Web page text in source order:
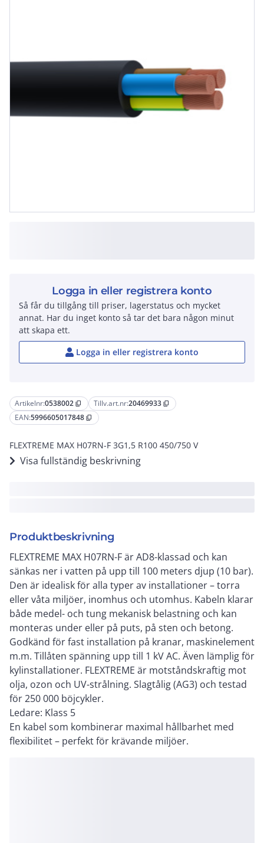
Artikelnr:0538002 content_copy Tillv.art.nr:20469933 content_copy
EAN:5996605017848 content_copy
FLEXTREME MAX H07RN-F 3G1,5 R100 450/750 V
Visa fullständig beskrivning
Produktbeskrivning
FLEXTREME MAX H07RN-F är AD8-klassad och kan
sänkas ner i vatten på upp till 100 meters djup (10 bar).
Den är idealisk för alla typer av installationer – torra
eller våta miljöer, inomhus och utomhus. Kabeln klarar
både medel- och tung mekanisk belastning och kan
monteras under eller på puts, på sten och betong.
Godkänd för fast installation på kranar, maskinelement
m.m. Tillåten spänning upp till 1 kV AC. Även lämplig för
kylinstallationer. FLEXTREME är motståndskraftig mot
olja, ozon och UV-strålning. Slagtålig (AG3) och testad
för 250 000 böjcykler.
Ledare: Klass 5
En kabel som kombinerar maximal hållbarhet med
flexibilitet – perfekt för krävande miljöer.
Logga in eller registrera konto
Så får du tillgång till priser, lagerstatus och mycket
annat. Har du inget konto så tar det bara någon minut
att skapa ett.
Logga in eller registrera konto